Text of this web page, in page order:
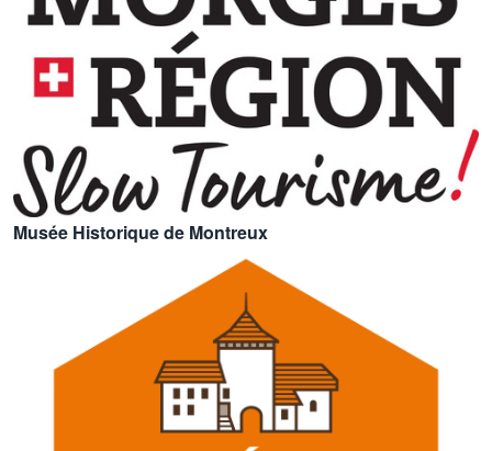
Musée Historique de Montreux